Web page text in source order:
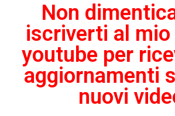
Non
iscriverti al mio
youtube per
aggiornamenti
nuovi